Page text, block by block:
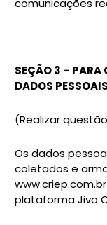
comunicações
SEÇÃO 3 – PARA
DADOS
(Realizar
Os dados
coletados e
plataforma Jivo